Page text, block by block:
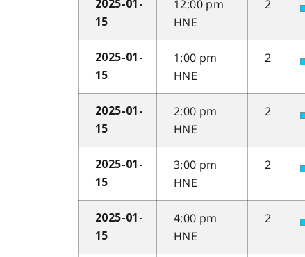
2025-01-
15
12:00 pm
HNE
2
2025-01-
15
1:00 pm
HNE
2
2025-01-
15
2:00 pm
HNE
2
2025-01-
15
3:00 pm
HNE
2
2025-01-
15
4:00 pm
HNE
2